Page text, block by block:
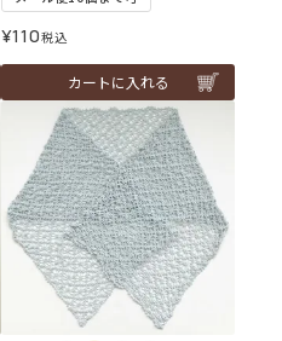
¥110税込
カートに入れる